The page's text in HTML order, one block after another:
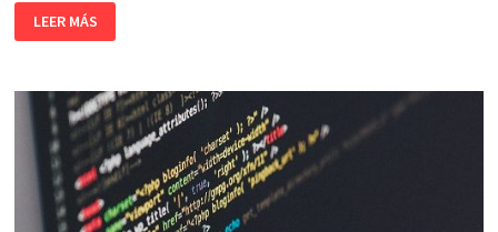
CURSO
TU
PRIMERA
EN
PHP
PARTE
VARIABLES
TIPOS
LEER MÁS